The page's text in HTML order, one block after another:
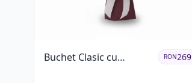
Buchet Clasic cu
RON269